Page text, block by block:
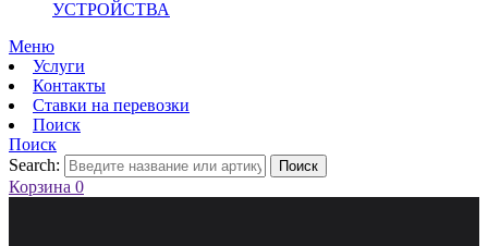
УСТРОЙСТВА
Меню
Услуги
Контакты
Ставки на перевозки
Поиск
Поиск
Search:
Поиск
Корзина 0